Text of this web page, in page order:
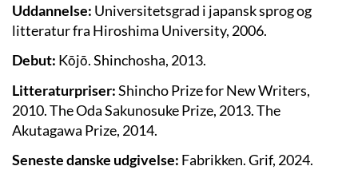
Uddannelse: Universitetsgrad i japansk sprog og
litteratur fra Hiroshima University, 2006.
Debut: Kōjō. Shinchosha, 2013.
Litteraturpriser:Shincho Prize for New Writers,
2010. The Oda Sakunosuke Prize, 2013. The
Akutagawa Prize, 2014.
Seneste danske udgivelse: Fabrikken. Grif, 2024.